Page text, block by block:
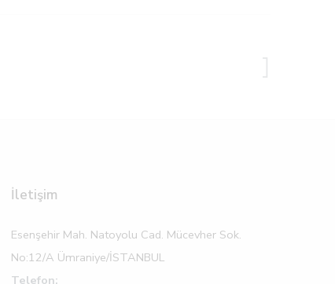
İletişim
Esenşehir Mah. Natoyolu Cad. Mücevher Sok.
No:12/A Ümraniye/İSTANBUL
Telefon: